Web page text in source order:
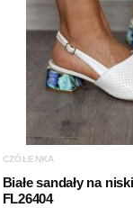
CZÓŁENKA
Białe sandały na
FL26404